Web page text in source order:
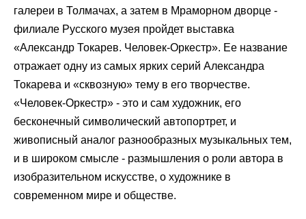
галереи в Толмачах, а затем в Мраморном дворце -
филиале Русского музея пройдет выставка
«Александр Токарев. Человек-Оркестр». Ее название
отражает одну из самых ярких серий Александра
Токарева и «сквозную» тему в его творчестве.
«Человек-Оркестр» - это и сам художник, его
бесконечный символический автопортрет, и
живописный аналог разнообразных музыкальных тем,
и в широком смысле - размышления о роли автора в
изобразительном искусстве, о художнике в
современном мире и обществе.